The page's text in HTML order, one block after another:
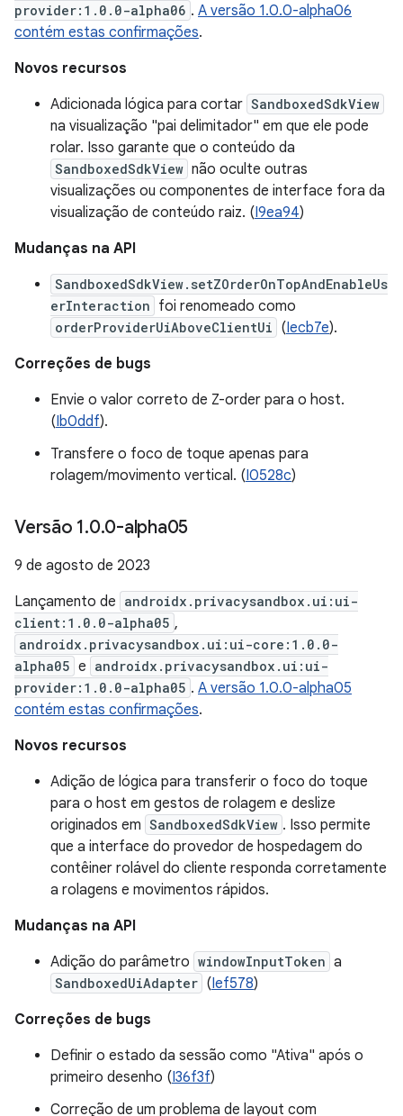
provider:1.0.0-alpha06 . A versão 1.0.0-alpha06
contém estas confirmações.
Novos recursos
Adicionada lógica para cortar SandboxedSdkView
na visualização "pai delimitador" em que ele pode
rolar. Isso garante que o conteúdo da
SandboxedSdkView não oculte outras
visualizações ou componentes de interface fora da
visualização de conteúdo raiz. (I9ea94)
Mudanças na API
SandboxedSdkView.setZOrderOnTopAndEnableUs
erInteraction foi renomeado como
orderProviderUiAboveClientUi (Iecb7e).
Correções de bugs
Envie o valor correto de Z-order para o host.
(Ib0ddf).
Transfere o foco de toque apenas para
rolagem/movimento vertical. (I0528c)
Versão 1.0.0-alpha05
9 de agosto de 2023
Lançamento de androidx.privacysandbox.ui:ui-
client:1.0.0-alpha05 ,
androidx.privacysandbox.ui:ui-core:1.0.0-
alpha05 e androidx.privacysandbox.ui:ui-
provider:1.0.0-alpha05 . A versão 1.0.0-alpha05
contém estas confirmações.
Novos recursos
Adição de lógica para transferir o foco do toque
para o host em gestos de rolagem e deslize
originados em SandboxedSdkView . Isso permite
que a interface do provedor de hospedagem do
contêiner rolável do cliente responda corretamente
a rolagens e movimentos rápidos.
Mudanças na API
Adição do parâmetro windowInputToken a
SandboxedUiAdapter (Ief578)
Correções de bugs
Definir o estado da sessão como "Ativa" após o
primeiro desenho (I36f3f)
Correção de um problema de layout com